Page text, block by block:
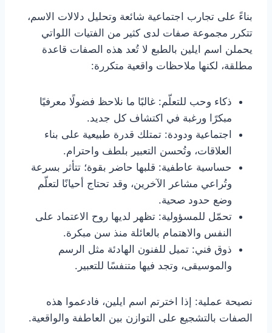
بناءً على تجارب اجتماعية شائعة وتحليل دلالات الاسم،
تتكرر مجموعة صفات لدى كثير من الفتيات اللواتي
يحملن اسم ايلين بالطبع لا تُعد هذه الصفات قاعدة
مطلقة، لكنها ملاحظات واقعية متكررة:
ذكاء وحب للتعلّم: غالبًا ما نلاحظ فضولًا معرفيًا
مبكرًا ورغبة في اكتشاف كل جديد.
اجتماعية ودودة: تمتلك قدرة طبيعية على بناء
العلاقات، وتُحسن التعبير بلطف واحترام.
حساسية عاطفية: قلبها حاضر بقوة؛ تتأثر بسرعة
وتُراعي مشاعر الآخرين، وقد تحتاج أحيانًا لتعلّم
وضع حدود صحية.
تحمّل للمسؤولية: تظهر لديها روح الاعتماد على
النفس والاهتمام بالعائلة منذ سن مبكرة.
ذوق فني: تميل للفنون الهادئة مثل الرسم
والموسيقى، وتجد فيها متنفسًا للتعبير.
نصيحة عملية: إذا اخترتم اسم ايلين، فادعموا هذه
الصفات بالتشجيع على التوازن بين العاطفة والواقعية.